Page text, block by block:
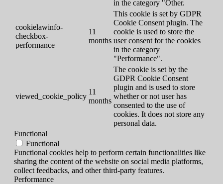
in the category "Other.
cookielawinfo-
checkbox-
performance
11
months
This cookie is set by GDPR
Cookie Consent plugin. The
cookie is used to store the
user consent for the cookies
in the category
"Performance".
viewed_cookie_policy
11
months
The cookie is set by the
GDPR Cookie Consent
plugin and is used to store
whether or not user has
consented to the use of
cookies. It does not store any
personal data.
Functional
Functional
Functional cookies help to perform certain functionalities like
sharing the content of the website on social media platforms,
collect feedbacks, and other third-party features.
Performance